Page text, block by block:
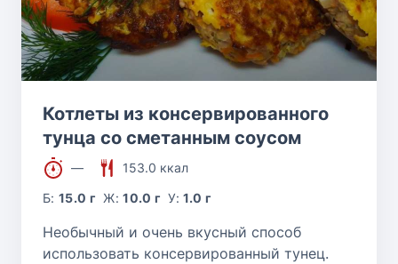
Котлеты из консервированного
тунца со сметанным соусом
—
153.0 ккал
Б:15.0 г Ж:10.0 г У:1.0 г
Необычный и очень вкусный способ
использовать консервированный тунец.